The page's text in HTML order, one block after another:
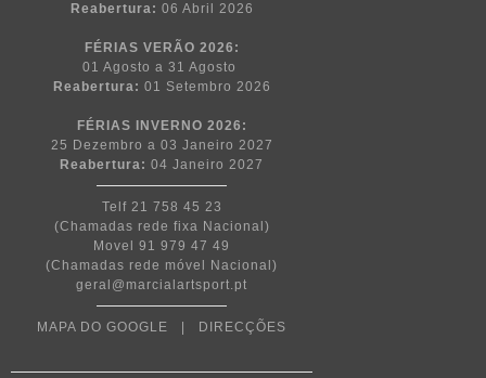
Reabertura: 06 Abril 2026
FÉRIAS VERÃO 2026:
01 Agosto a 31 Agosto
Reabertura: 01 Setembro 2026
FÉRIAS INVERNO 2026:
25 Dezembro a 03 Janeiro 2027
Reabertura: 04 Janeiro 2027
Telf 21 758 45 23
(Chamadas rede fixa Nacional)
Movel 91 979 47 49
(Chamadas rede móvel Nacional)
geral@marcialartsport.pt
MAPA DO GOOGLE DIRECÇÕES